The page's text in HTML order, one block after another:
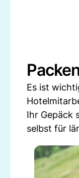
Es ist
Ihr Gepäck
selbst für